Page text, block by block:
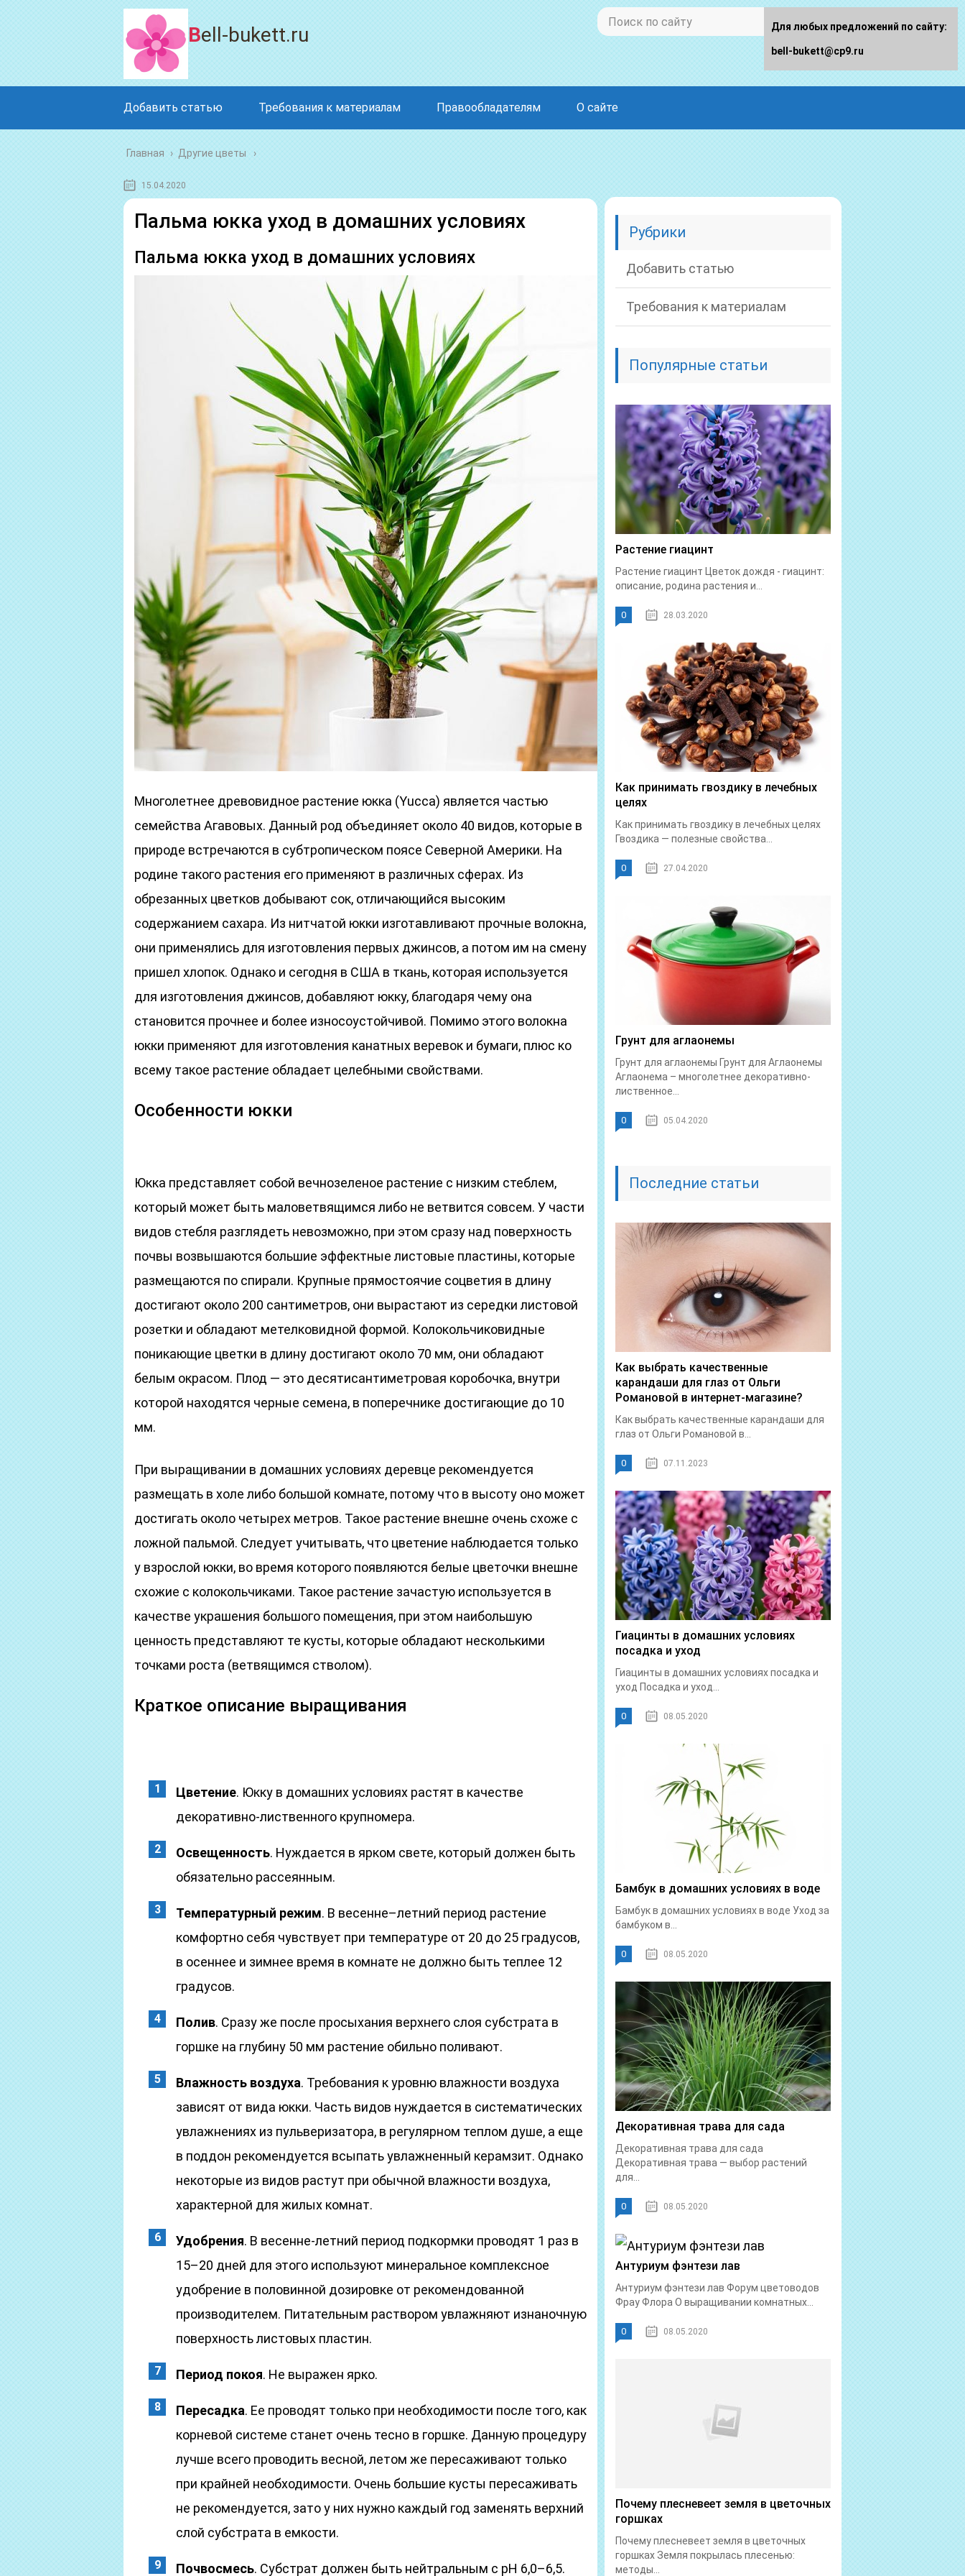
Bell-bukett.ru
Добавить статью Требования к материалам Правообладателям О сайте
Главная › Другие цветы
15.04.2020
Пальма юкка уход в домашних условиях
Пальма юкка уход в домашних условиях
Многолетнее древовидное растение юкка (Yucca) является частью
семейства Агавовых. Данный род объединяет около 40 видов, которые в
природе встречаются в субтропическом поясе Северной Америки. На
родине такого растения его применяют в различных сферах. Из
обрезанных цветков добывают сок, отличающийся высоким
содержанием сахара. Из нитчатой юкки изготавливают прочные волокна,
они применялись для изготовления первых джинсов, а потом им на смену
пришел хлопок. Однако и сегодня в США в ткань, которая используется
для изготовления джинсов, добавляют юкку, благодаря чему она
становится прочнее и более износоустойчивой. Помимо этого волокна
юкки применяют для изготовления канатных веревок и бумаги, плюс ко
всему такое растение обладает целебными свойствами.
Особенности юкки
Юкка представляет собой вечнозеленое растение с низким стеблем,
который может быть маловетвящимся либо не ветвится совсем. У части
видов стебля разглядеть невозможно, при этом сразу над поверхность
почвы возвышаются большие эффектные листовые пластины, которые
размещаются по спирали. Крупные прямостоячие соцветия в длину
достигают около 200 сантиметров, они вырастают из середки листовой
розетки и обладают метелковидной формой. Колокольчиковидные
поникающие цветки в длину достигают около 70 мм, они обладают
белым окрасом. Плод ― это десятисантиметровая коробочка, внутри
которой находятся черные семена, в поперечнике достигающие до 10
мм.
При выращивании в домашних условиях деревце рекомендуется
размещать в холе либо большой комнате, потому что в высоту оно может
достигать около четырех метров. Такое растение внешне очень схоже с
ложной пальмой. Следует учитывать, что цветение наблюдается только
у взрослой юкки, во время которого появляются белые цветочки внешне
схожие с колокольчиками. Такое растение зачастую используется в
качестве украшения большого помещения, при этом наибольшую
ценность представляют те кусты, которые обладают несколькими
точками роста (ветвящимся стволом).
Краткое описание выращивания
Цветение. Юкку в домашних условиях растят в качестве
декоративно-лиственного крупномера.
Освещенность. Нуждается в ярком свете, который должен быть
обязательно рассеянным.
Температурный режим. В весенне–летний период растение
комфортно себя чувствует при температуре от 20 до 25 градусов,
в осеннее и зимнее время в комнате не должно быть теплее 12
градусов.
Полив. Сразу же после просыхания верхнего слоя субстрата в
горшке на глубину 50 мм растение обильно поливают.
Влажность воздуха. Требования к уровню влажности воздуха
зависят от вида юкки. Часть видов нуждается в систематических
увлажнениях из пульверизатора, в регулярном теплом душе, а еще
в поддон рекомендуется всыпать увлажненный керамзит. Однако
некоторые из видов растут при обычной влажности воздуха,
характерной для жилых комнат.
Удобрения. В весенне-летний период подкормки проводят 1 раз в
15–20 дней для этого используют минеральное комплексное
удобрение в половинной дозировке от рекомендованной
производителем. Питательным раствором увлажняют изнаночную
поверхность листовых пластин.
Период покоя. Не выражен ярко.
Пересадка. Ее проводят только при необходимости после того, как
корневой системе станет очень тесно в горшке. Данную процедуру
лучше всего проводить весной, летом же пересаживают только
при крайней необходимости. Очень большие кусты пересаживать
не рекомендуется, зато у них нужно каждый год заменять верхний
слой субстрата в емкости.
Почвосмесь. Субстрат должен быть нейтральным с рН 6,0–6,5.
Рубрики
Добавить статью
Требования к материалам
Популярные статьи
Растение гиацинт
Растение гиацинт Цветок дождя - гиацинт:
описание, родина растения и...
0 28.03.2020
Как принимать гвоздику в лечебных
целях
Как принимать гвоздику в лечебных целях
Гвоздика — полезные свойства...
0 27.04.2020
Грунт для аглаонемы
Грунт для аглаонемы Грунт для Аглаонемы
Аглаонема – многолетнее декоративно-
лиственное...
0 05.04.2020
Последние статьи
Как выбрать качественные
карандаши для глаз от Ольги
Романовой в интернет-магазине?
Как выбрать качественные карандаши для
глаз от Ольги Романовой в...
0 07.11.2023
Гиацинты в домашних условиях
посадка и уход
Гиацинты в домашних условиях посадка и
уход Посадка и уход...
0 08.05.2020
Бамбук в домашних условиях в воде
Бамбук в домашних условиях в воде Уход за
бамбуком в...
0 08.05.2020
Декоративная трава для сада
Декоративная трава для сада
Декоративная трава — выбор растений
для...
0 08.05.2020
Антуриум фэнтези лав
Антуриум фэнтези лав Форум цветоводов
Фрау Флора О выращивании комнатных...
0 08.05.2020
Почему плесневеет земля в цветочных
горшках
Почему плесневеет земля в цветочных
горшках Земля покрылась плесенью:
методы...
Для любых предложений по сайту:
bell-bukett@cp9.ru